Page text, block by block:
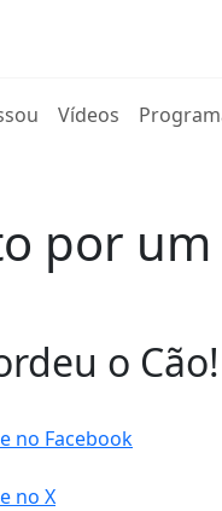
Vídeos
por
o Cão!
no Facebook
no X